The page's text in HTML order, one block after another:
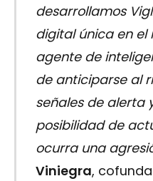
desarrollamos
digital única en el
agente de
de anticiparse al
señales de alerta
posibilidad de
ocurra una
Viniegra,